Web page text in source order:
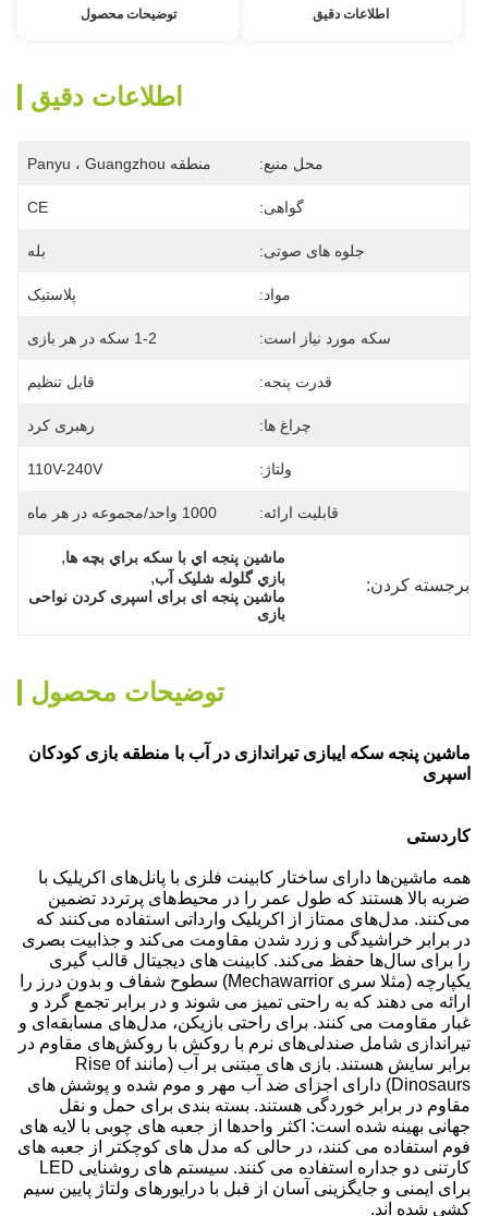
اطلاعات دقیق توضیحات محصول
اطلاعات دقیق
محل منبع: منطقه Panyu ، Guangzhou
گواهی: CE
جلوه های صوتی: بله
مواد: پلاستیک
سکه مورد نیاز است: 1-2 سکه در هر بازی
قدرت پنجه: قابل تنظیم
چراغ ها: رهبری کرد
ولتاژ: 110V-240V
قابلیت ارائه: 1000 واحد/مجموعه در هر ماه
برجسته کردن:
ماشين پنجه اي با سکه براي بچه ها,
بازي گلوله شليک آب,
بازی
توضیحات محصول
ماشین پنجه سکه ایبازی تیراندازی در آب با منطقه بازی کودکان
اسپری
کاردستی
همه ماشین‌ها دارای ساختار کابینت فلزی با پانل‌های اکریلیک با
ضربه بالا هستند که طول عمر را در محیط‌های پرتردد تضمین
می‌کنند. مدل‌های ممتاز از اکریلیک وارداتی استفاده می‌کنند که
در برابر خراشیدگی و زرد شدن مقاومت می‌کند و جذابیت بصری
را برای سال‌ها حفظ می‌کند. کابینت های دیجیتال قالب گیری
یکپارچه (مثلا سری Mechawarrior) سطوح شفاف و بدون درز را
ارائه می دهند که به راحتی تمیز می شوند و در برابر تجمع گرد و
غبار مقاومت می کنند. برای راحتی بازیکن، مدل‌های مسابقه‌ای و
تیراندازی شامل صندلی‌های نرم با روکش با روکش‌های مقاوم در
برابر سایش هستند. بازی های مبتنی بر آب (مانند Rise of
Dinosaurs) دارای اجزای ضد آب مهر و موم شده و پوشش های
مقاوم در برابر خوردگی هستند. بسته بندی برای حمل و نقل
جهانی بهینه شده است: اکثر واحدها از جعبه های چوبی با لایه های
فوم استفاده می کنند، در حالی که مدل های کوچکتر از جعبه های
کارتنی دو جداره استفاده می کنند. سیستم های روشنایی LED
برای ایمنی و جایگزینی آسان از قبل با درایورهای ولتاژ پایین سیم
کشی شده اند.